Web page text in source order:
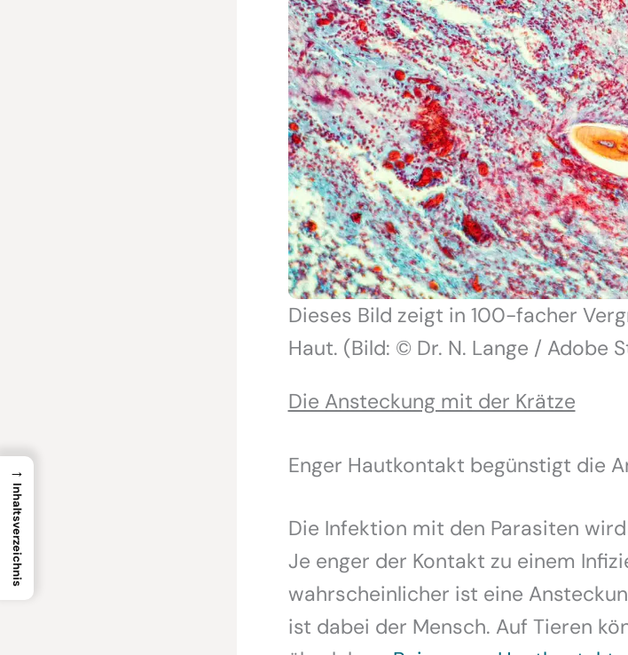
Dieses Bild zeigt in 100-facher
Haut. (Bild: © Dr. N. Lange / Adobe
Die Ansteckung mit der Krätze
Enger Hautkontakt begünstigt die
Die Infektion mit den Parasiten
Je enger der Kontakt zu einem
wahrscheinlicher ist eine
ist dabei der Mensch. Auf Tieren
→
Inhaltsverzeichnis